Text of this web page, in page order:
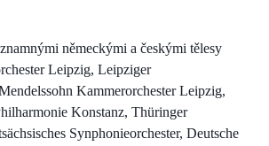
německými a českými tělesy
Leipzig, Leipziger
Kammerorchester Leipzig,
Konstanz, Thüringer
Synphonieorchester, Deutsche